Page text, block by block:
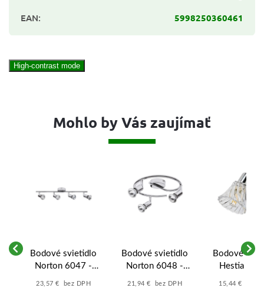
EAN: 5998250360461
High-contrast mode
Mohlo by Vás zaujímať
Bodové svietidlo
Norton 6047 -
chrómová
23,57 € bez DPH
Bodové svietidlo
Norton 6048 -
chrómová
21,94 € bez DPH
Bodové
Hestia
15,44 € bez